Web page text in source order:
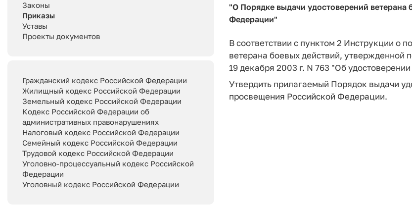
Законы
Приказы
Уставы
Проекты документов
Гражданский кодекс Российской Федерации
Жилищный кодекс Российской Федерации
Земельный кодекс Российской Федерации
Кодекс Российской Федерации об
административных правонарушениях
Налоговый кодекс Российской Федерации
Семейный кодекс Российской Федерации
Трудовой кодекс Российской Федерации
Уголовно-процессуальный кодекс Российской
Федерации
Уголовный кодекс Российской Федерации
"О Порядке выдачи удостоверений
Федерации"
В соответствии с пунктом 2 Инструкции о
ветерана боевых действий, утвержденной
19 декабря 2003 г. N 763 "Об
Утвердить прилагаемый Порядок выдачи
просвещения Российской Федерации.